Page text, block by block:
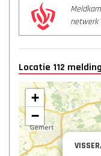
netwerk
Locatie 112
+
−